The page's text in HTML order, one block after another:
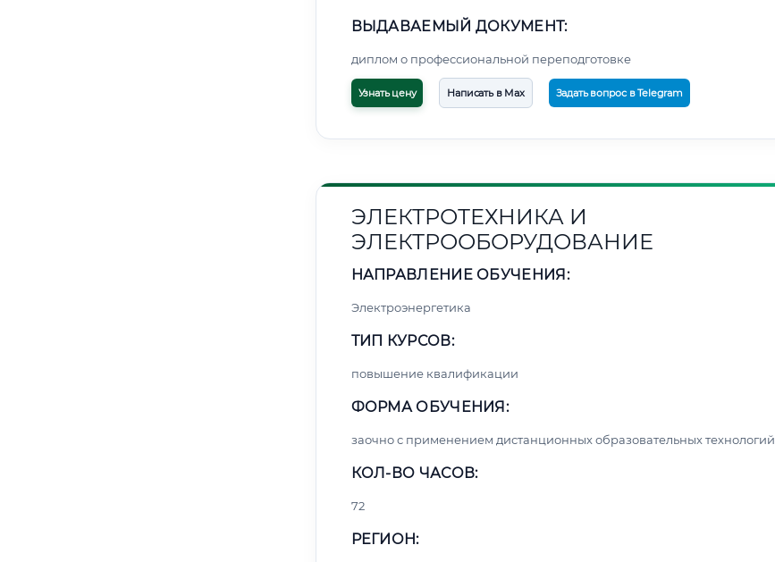
ВЫДАВАЕМЫЙ ДОКУМЕНТ:
диплом о профессиональной переподготовке
Узнать цену Написать в Max Задать вопрос в Telegram
ЭЛЕКТРОТЕХНИКА И
ЭЛЕКТРООБОРУДОВАНИЕ
НАПРАВЛЕНИЕ ОБУЧЕНИЯ:
Электроэнергетика
ТИП КУРСОВ:
повышение квалификации
ФОРМА ОБУЧЕНИЯ:
заочно с применением дистанционных образовательных технологий
КОЛ-ВО ЧАСОВ:
72
РЕГИОН: